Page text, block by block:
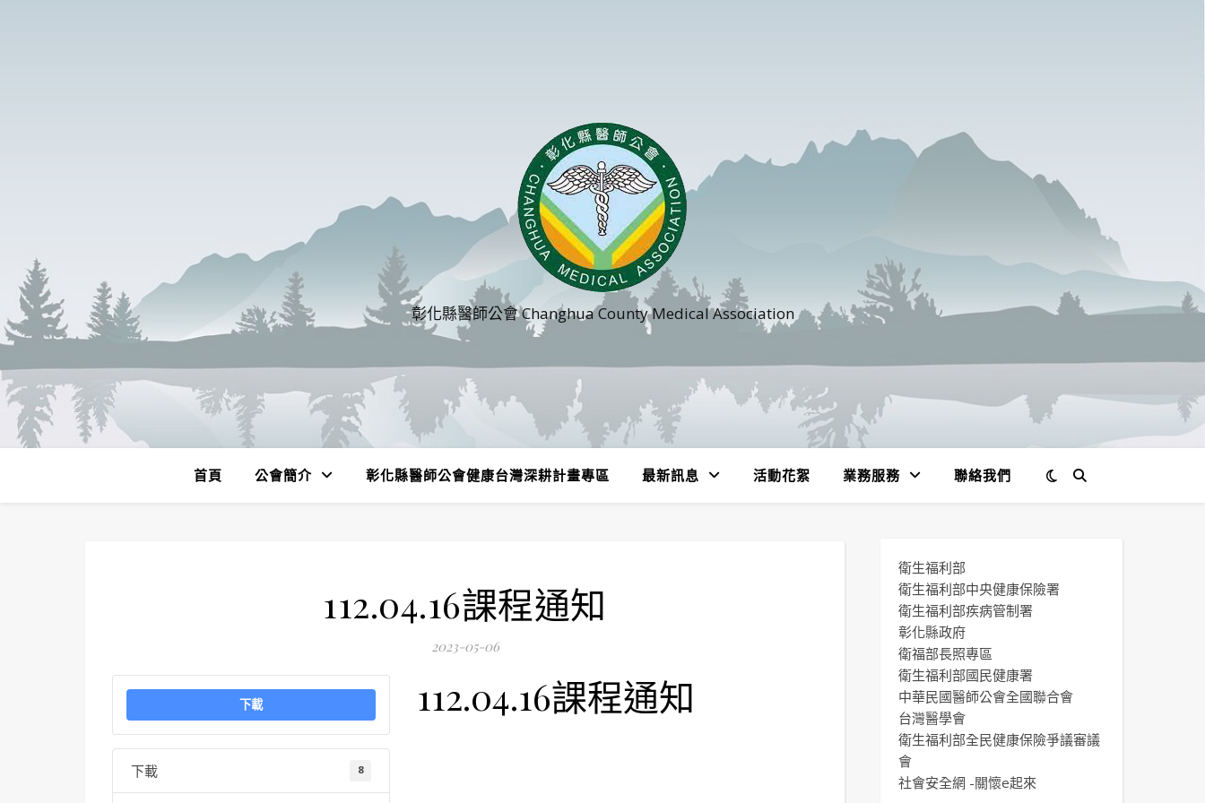
彰化縣醫師公會 Changhua County Medical Association
首頁 公會簡介 彰化縣醫師公會健康台灣深耕計畫專區 最新訊息 活動花絮 業務服務 聯絡我們
112.04.16課程通知
2023-05-06
下載
下載 8
112.04.16課程通知
衛生福利部
衛生福利部中央健康保險署
衛生福利部疾病管制署
彰化縣政府
衛福部長照專區
衛生福利部國民健康署
中華民國醫師公會全國聯合會
台灣醫學會
衛生福利部全民健康保險爭議審議
會
社會安全網 -關懷e起來